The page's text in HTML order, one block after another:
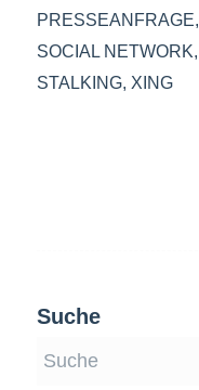
PRESSEANFRAGE,
SOCIAL NETWORK,
STALKING, XING
Suche